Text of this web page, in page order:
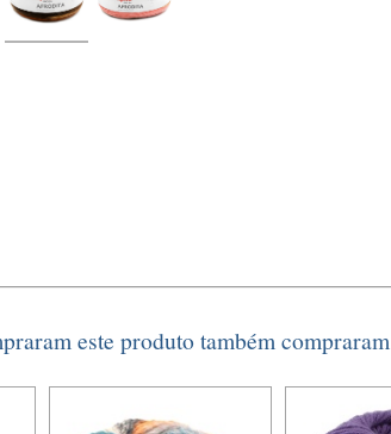
este produto também compraram